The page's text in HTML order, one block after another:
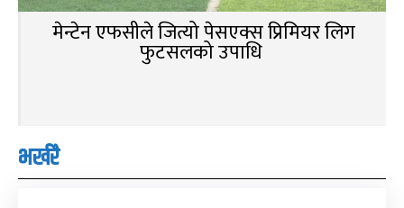
मेन्टेन एफसीले जित्यो पेसएक्स प्रिमियर लिग
फुटसलको उपाधि
भर्खरै